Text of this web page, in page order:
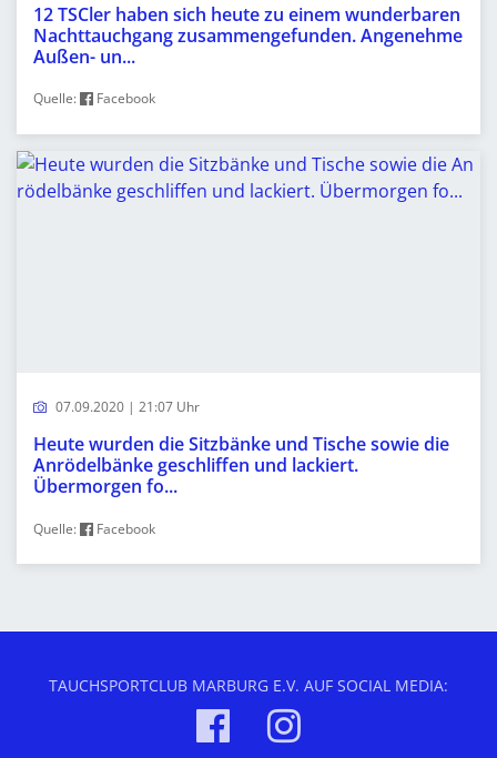
12 TSCler haben sich heute zu einem wunderbaren
Nachttauchgang zusammengefunden. Angenehme
Außen- un...
Quelle: Facebook
07.09.2020 | 21:07 Uhr
Heute wurden die Sitzbänke und Tische sowie die
Anrödelbänke geschliffen und lackiert.
Übermorgen fo...
Quelle: Facebook
TAUCHSPORTCLUB MARBURG E.V. AUF SOCIAL MEDIA: